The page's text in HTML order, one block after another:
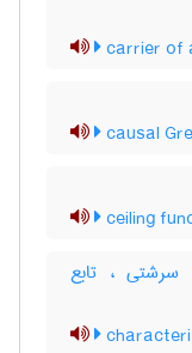
carrier of
causal
ceiling
سرشتی ، تابع